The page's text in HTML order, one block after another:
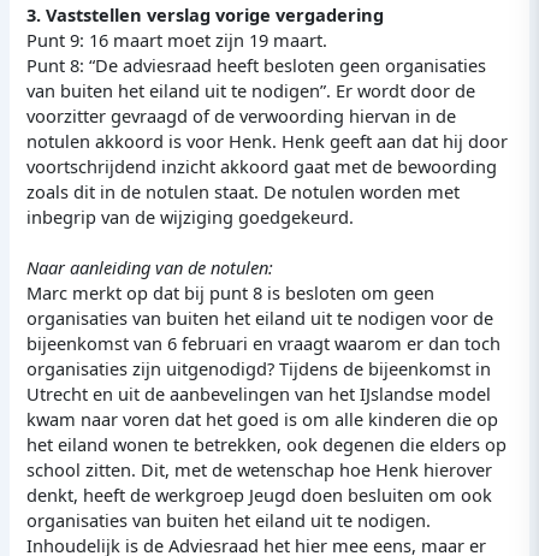
3. Vaststellen verslag vorige vergadering
Punt 9: 16 maart moet zijn 19 maart.
Punt 8: “De adviesraad heeft besloten geen organisaties
van buiten het eiland uit te nodigen”. Er wordt door de
voorzitter gevraagd of de verwoording hiervan in de
notulen akkoord is voor Henk. Henk geeft aan dat hij door
voortschrijdend inzicht akkoord gaat met de bewoording
zoals dit in de notulen staat. De notulen worden met
inbegrip van de wijziging goedgekeurd.
Naar aanleiding van de notulen:
Marc merkt op dat bij punt 8 is besloten om geen
organisaties van buiten het eiland uit te nodigen voor de
bijeenkomst van 6 februari en vraagt waarom er dan toch
organisaties zijn uitgenodigd? Tijdens de bijeenkomst in
Utrecht en uit de aanbevelingen van het IJslandse model
kwam naar voren dat het goed is om alle kinderen die op
het eiland wonen te betrekken, ook degenen die elders op
school zitten. Dit, met de wetenschap hoe Henk hierover
denkt, heeft de werkgroep Jeugd doen besluiten om ook
organisaties van buiten het eiland uit te nodigen.
Inhoudelijk is de Adviesraad het hier mee eens, maar er